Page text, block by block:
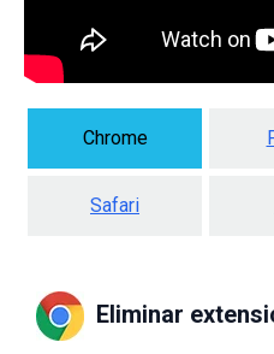
Chrome
Safari
Eliminar